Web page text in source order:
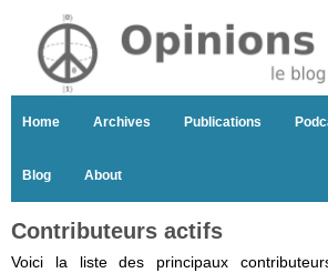
Home Archives Publications
Blog About
Contributeurs actifs
Voici la liste des principaux